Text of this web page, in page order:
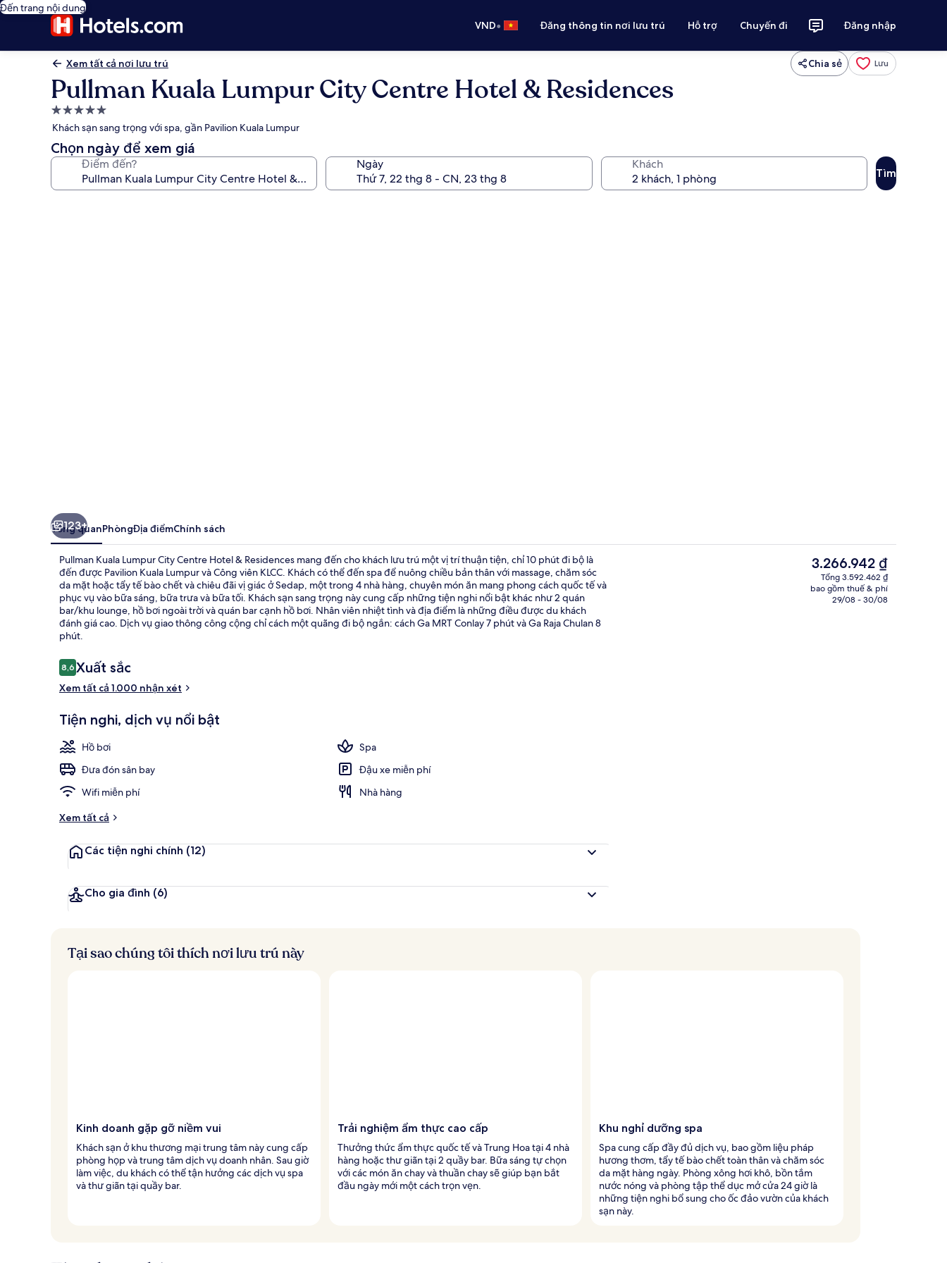
Đến trang nội dung
VND• Đăng thông tin nơi lưu trú Hỗ trợ Chuyến đi Đăng nhập
Xem tất cả nơi lưu trú Chia sẻ Lưu
Pullman Kuala Lumpur City Centre Hotel & Residences
Nơi
lưu
trú
5.0
Khách sạn sang trọng với spa, gần Pavilion Kuala Lumpur
Chọn ngày để xem giá
Điểm đến? Ngày Khách
Tìm
Ngoại thất 4 nhà hàng; phục vụ bữa sáng, bữa
123+
Tổng quanPhòngĐịa điểmChính sách
Pullman Kuala Lumpur City Centre Hotel & Residences mang đến cho khách lưu trú một vị trí thuận tiện, chỉ 10 phút đi bộ là
đến được Pavilion Kuala Lumpur và Công viên KLCC. Khách có thể đến spa để nuông chiều bản thân với massage, chăm sóc
da mặt hoặc tẩy tế bào chết và chiêu đãi vị giác ở Sedap, một trong 4 nhà hàng, chuyên món ăn mang phong cách quốc tế và
phục vụ vào bữa sáng, bữa trưa và bữa tối. Khách sạn sang trọng này cung cấp những tiện nghi nổi bật khác như 2 quán
bar/khu lounge, hồ bơi ngoài trời và quán bar cạnh hồ bơi. Nhân viên nhiệt tình và địa điểm là những điều được du khách
đánh giá cao. Dịch vụ giao thông công cộng chỉ cách một quãng đi bộ ngắn: cách Ga MRT Conlay 7 phút và Ga Raja Chulan 8
phút.
Nhận
xét
8,68,6 trên 10,
Xuất sắc
Xem tất cả 1.000 nhận xét
Tiện nghi, dịch vụ nổi bật
Hồ bơi
Spa
Đưa đón sân bay
Đậu xe miễn phí
Wifi miễn phí
Nhà hàng
Xem tất cả
Các tiện nghi chính (12)
Cho gia đình (6)
Giá
hiện
tại
3.266.942 ₫
Tổng 3.592.462 ₫
bao gồm thuế & phí
29/08 - 30/08
Tại sao chúng tôi thích nơi lưu trú này
Kinh doanh gặp gỡ niềm vui
Khách sạn ở khu thương mại trung tâm này cung cấp
phòng họp và trung tâm dịch vụ doanh nhân. Sau giờ
làm việc, du khách có thể tận hưởng các dịch vụ spa
và thư giãn tại quầy bar.
Trải nghiệm ẩm thực cao cấp
Thưởng thức ẩm thực quốc tế và Trung Hoa tại 4 nhà
hàng hoặc thư giãn tại 2 quầy bar. Bữa sáng tự chọn
với các món ăn chay và thuần chay sẽ giúp bạn bắt
đầu ngày mới một cách trọn vẹn.
Khu nghỉ dưỡng spa
Spa cung cấp đầy đủ dịch vụ, bao gồm liệu pháp
hương thơm, tẩy tế bào chết toàn thân và chăm sóc
da mặt hàng ngày. Phòng xông hơi khô, bồn tắm
nước nóng và phòng tập thể dục mở cửa 24 giờ là
những tiện nghi bổ sung cho ốc đảo vườn của khách
sạn này.